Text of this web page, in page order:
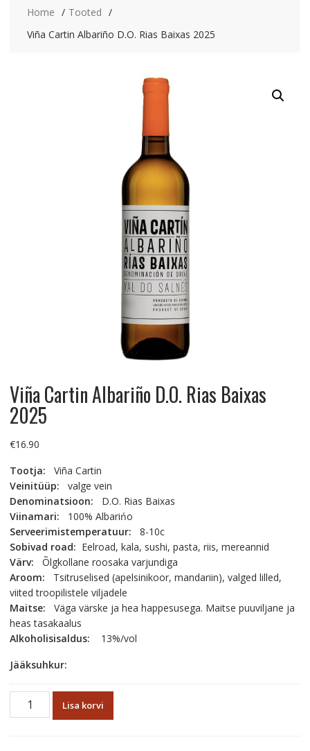
Home
Tooted
Viña Cartin Albariño D.O. Rias Baixas 2025
Viña Cartin Albariño D.O. Rias Baixas
2025
€16.90
Tootja: Viña Cartin
Veinitüüp: valge vein
Denominatsioon: D.O. Rias Baixas
Viinamari: 100% Albarińo
Serveerimistemperatuur: 8-10c
Sobivad road: Eelroad, kala, sushi, pasta, riis, mereannid
Värv:
Õlgkollane roosaka varjundiga
Aroom: Tsitruselised (apelsinikoor, mandariin), valged lilled,
viited troopilistele viljadele
Maitse: Väga värske ja hea happesusega. Maitse puuviljane ja
heas tasakaalus
Alkoholisisaldus:
13%/vol
Jääksuhkur:
Cartin
Lisa korvi